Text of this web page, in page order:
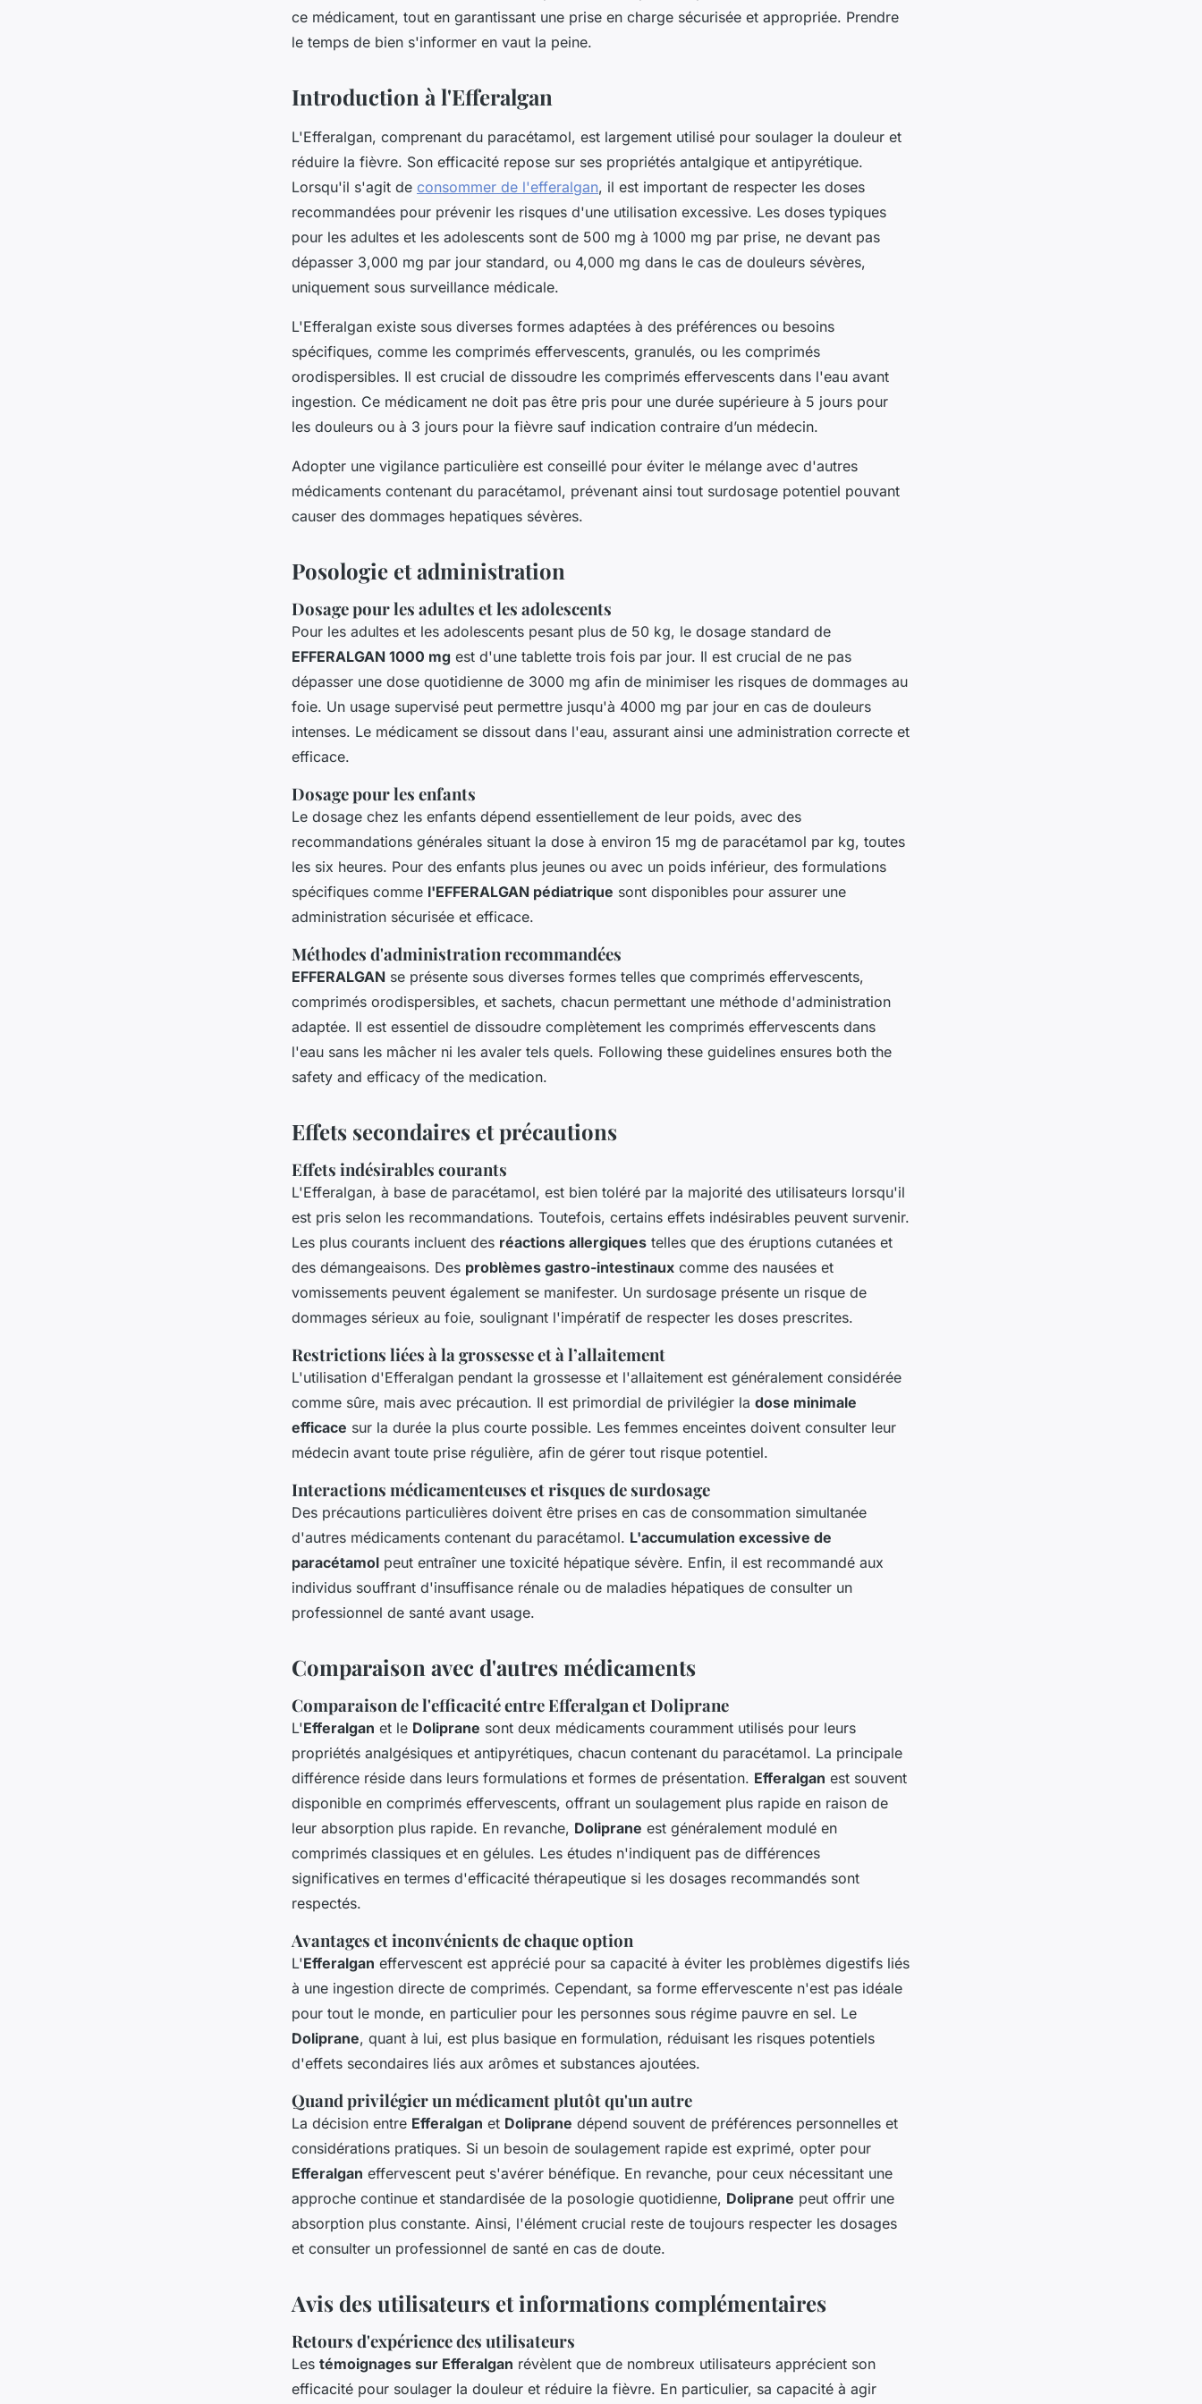
ce médicament, tout en garantissant une prise en charge sécurisée et appropriée. Prendre
le temps de bien s'informer en vaut la peine.
Introduction à l'Efferalgan
L'Efferalgan, comprenant du paracétamol, est largement utilisé pour soulager la douleur et
réduire la fièvre. Son efficacité repose sur ses propriétés antalgique et antipyrétique.
Lorsqu'il s'agit de consommer de l'efferalgan, il est important de respecter les doses
recommandées pour prévenir les risques d'une utilisation excessive. Les doses typiques
pour les adultes et les adolescents sont de 500 mg à 1000 mg par prise, ne devant pas
dépasser 3,000 mg par jour standard, ou 4,000 mg dans le cas de douleurs sévères,
uniquement sous surveillance médicale.
L'Efferalgan existe sous diverses formes adaptées à des préférences ou besoins
spécifiques, comme les comprimés effervescents, granulés, ou les comprimés
orodispersibles. Il est crucial de dissoudre les comprimés effervescents dans l'eau avant
ingestion. Ce médicament ne doit pas être pris pour une durée supérieure à 5 jours pour
les douleurs ou à 3 jours pour la fièvre sauf indication contraire d’un médecin.
Adopter une vigilance particulière est conseillé pour éviter le mélange avec d'autres
médicaments contenant du paracétamol, prévenant ainsi tout surdosage potentiel pouvant
causer des dommages hepatiques sévères.
Posologie et administration
Dosage pour les adultes et les adolescents
Pour les adultes et les adolescents pesant plus de 50 kg, le dosage standard de
EFFERALGAN 1000 mg est d'une tablette trois fois par jour. Il est crucial de ne pas
dépasser une dose quotidienne de 3000 mg afin de minimiser les risques de dommages au
foie. Un usage supervisé peut permettre jusqu'à 4000 mg par jour en cas de douleurs
intenses. Le médicament se dissout dans l'eau, assurant ainsi une administration correcte et
efficace.
Dosage pour les enfants
Le dosage chez les enfants dépend essentiellement de leur poids, avec des
recommandations générales situant la dose à environ 15 mg de paracétamol par kg, toutes
les six heures. Pour des enfants plus jeunes ou avec un poids inférieur, des formulations
spécifiques comme l'EFFERALGAN pédiatrique sont disponibles pour assurer une
administration sécurisée et efficace.
Méthodes d'administration recommandées
EFFERALGAN se présente sous diverses formes telles que comprimés effervescents,
comprimés orodispersibles, et sachets, chacun permettant une méthode d'administration
adaptée. Il est essentiel de dissoudre complètement les comprimés effervescents dans
l'eau sans les mâcher ni les avaler tels quels. Following these guidelines ensures both the
safety and efficacy of the medication.
Effets secondaires et précautions
Effets indésirables courants
L'Efferalgan, à base de paracétamol, est bien toléré par la majorité des utilisateurs lorsqu'il
est pris selon les recommandations. Toutefois, certains effets indésirables peuvent survenir.
Les plus courants incluent des réactions allergiques telles que des éruptions cutanées et
des démangeaisons. Des problèmes gastro-intestinaux comme des nausées et
vomissements peuvent également se manifester. Un surdosage présente un risque de
dommages sérieux au foie, soulignant l'impératif de respecter les doses prescrites.
Restrictions liées à la grossesse et à l’allaitement
L'utilisation d'Efferalgan pendant la grossesse et l'allaitement est généralement considérée
comme sûre, mais avec précaution. Il est primordial de privilégier la dose minimale
efficace sur la durée la plus courte possible. Les femmes enceintes doivent consulter leur
médecin avant toute prise régulière, afin de gérer tout risque potentiel.
Interactions médicamenteuses et risques de surdosage
Des précautions particulières doivent être prises en cas de consommation simultanée
d'autres médicaments contenant du paracétamol. L'accumulation excessive de
paracétamol peut entraîner une toxicité hépatique sévère. Enfin, il est recommandé aux
individus souffrant d'insuffisance rénale ou de maladies hépatiques de consulter un
professionnel de santé avant usage.
Comparaison avec d'autres médicaments
Comparaison de l'efficacité entre Efferalgan et Doliprane
L'Efferalgan et le Doliprane sont deux médicaments couramment utilisés pour leurs
propriétés analgésiques et antipyrétiques, chacun contenant du paracétamol. La principale
différence réside dans leurs formulations et formes de présentation. Efferalgan est souvent
disponible en comprimés effervescents, offrant un soulagement plus rapide en raison de
leur absorption plus rapide. En revanche, Doliprane est généralement modulé en
comprimés classiques et en gélules. Les études n'indiquent pas de différences
significatives en termes d'efficacité thérapeutique si les dosages recommandés sont
respectés.
Avantages et inconvénients de chaque option
L'Efferalgan effervescent est apprécié pour sa capacité à éviter les problèmes digestifs liés
à une ingestion directe de comprimés. Cependant, sa forme effervescente n'est pas idéale
pour tout le monde, en particulier pour les personnes sous régime pauvre en sel. Le
Doliprane, quant à lui, est plus basique en formulation, réduisant les risques potentiels
d'effets secondaires liés aux arômes et substances ajoutées.
Quand privilégier un médicament plutôt qu'un autre
La décision entre Efferalgan et Doliprane dépend souvent de préférences personnelles et
considérations pratiques. Si un besoin de soulagement rapide est exprimé, opter pour
Efferalgan effervescent peut s'avérer bénéfique. En revanche, pour ceux nécessitant une
approche continue et standardisée de la posologie quotidienne, Doliprane peut offrir une
absorption plus constante. Ainsi, l'élément crucial reste de toujours respecter les dosages
et consulter un professionnel de santé en cas de doute.
Avis des utilisateurs et informations complémentaires
Retours d'expérience des utilisateurs
Les témoignages sur Efferalgan révèlent que de nombreux utilisateurs apprécient son
efficacité pour soulager la douleur et réduire la fièvre. En particulier, sa capacité à agir